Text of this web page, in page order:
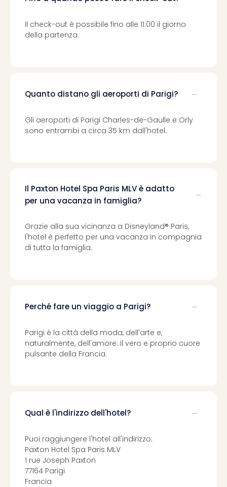
Il check-out è possibile fino alle 11:00 il giorno
della partenza.
Quanto distano gli aeroporti di Parigi?
Gli aeroporti di Parigi Charles-de-Gaulle e Orly
sono entrambi a circa 35 km dall'hotel.
Il Paxton Hotel Spa Paris MLV è adatto
per una vacanza in famiglia?
Grazie alla sua vicinanza a Disneyland® Paris,
l'hotel è perfetto per una vacanza in compagnia
di tutta la famiglia.
Perché fare un viaggio a Parigi?
Parigi è la città della moda, dell'arte e,
naturalmente, dell'amore: il vero e proprio cuore
pulsante della Francia.
Qual è l'indirizzo dell'hotel?
Puoi raggiungere l'hotel all'indirizzo:
Paxton Hotel Spa Paris MLV
1 rue Joseph Paxton
77164 Parigi
Francia